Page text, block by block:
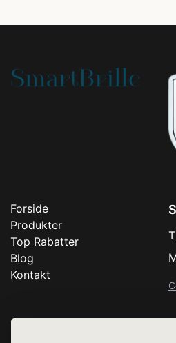
Forside
Produkter
Top Rabatter
Blog
Kontakt